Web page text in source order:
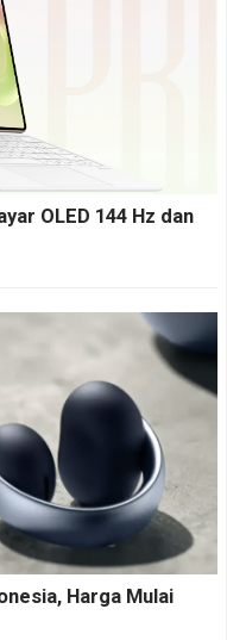
OLED 144 Hz dan
Harga Mulai